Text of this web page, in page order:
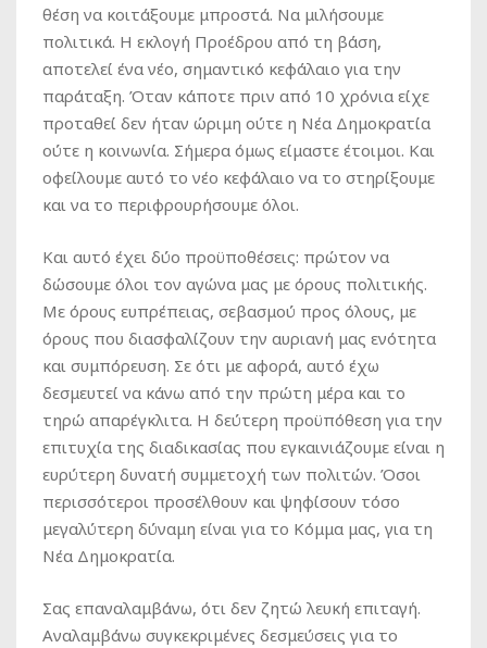
θέση να κοιτάξουμε μπροστά. Να μιλήσουμε
πολιτικά. Η εκλογή Προέδρου από τη βάση,
αποτελεί ένα νέο, σημαντικό κεφάλαιο για την
παράταξη. Όταν κάποτε πριν από 10 χρόνια είχε
προταθεί δεν ήταν ώριμη ούτε η Νέα Δημοκρατία
ούτε η κοινωνία. Σήμερα όμως είμαστε έτοιμοι. Και
οφείλουμε αυτό το νέο κεφάλαιο να το στηρίξουμε
και να το περιφρουρήσουμε όλοι.
Και αυτό έχει δύο προϋποθέσεις: πρώτον να
δώσουμε όλοι τον αγώνα μας με όρους πολιτικής.
Με όρους ευπρέπειας, σεβασμού προς όλους, με
όρους που διασφαλίζουν την αυριανή μας ενότητα
και συμπόρευση. Σε ότι με αφορά, αυτό έχω
δεσμευτεί να κάνω από την πρώτη μέρα και το
τηρώ απαρέγκλιτα. Η δεύτερη προϋπόθεση για την
επιτυχία της διαδικασίας που εγκαινιάζουμε είναι η
ευρύτερη δυνατή συμμετοχή των πολιτών. Όσοι
περισσότεροι προσέλθουν και ψηφίσουν τόσο
μεγαλύτερη δύναμη είναι για το Κόμμα μας, για τη
Νέα Δημοκρατία.
Σας επαναλαμβάνω, ότι δεν ζητώ λευκή επιταγή.
Αναλαμβάνω συγκεκριμένες δεσμεύσεις για το